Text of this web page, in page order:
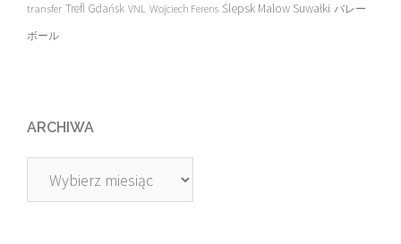
transfer Trefl Gdańsk VNL Wojciech Ferens Ślepsk Malow Suwałki バレー
ボール
ARCHIWA
Archiwa